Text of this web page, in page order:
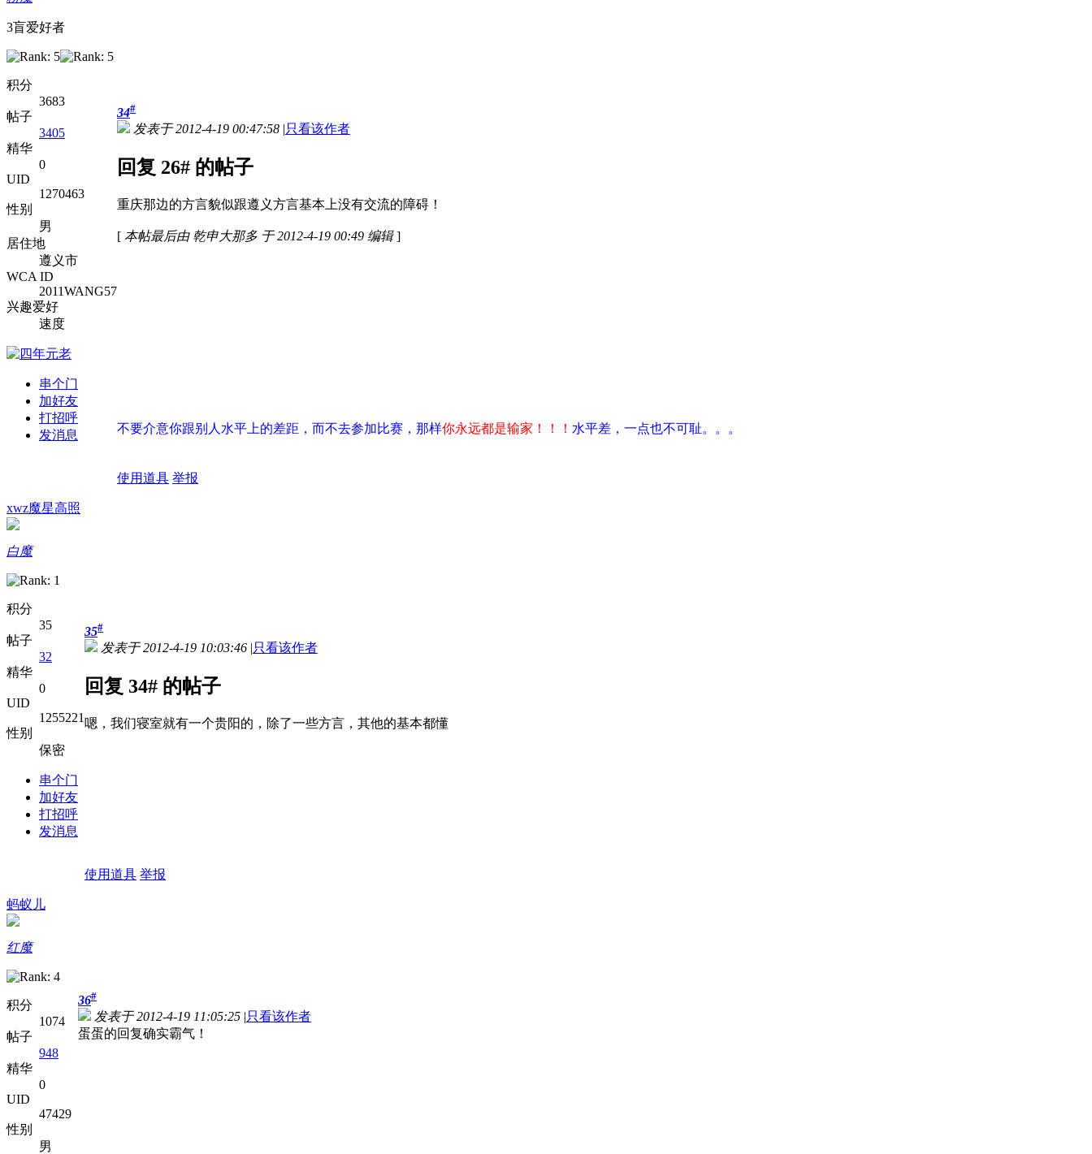
3盲爱好者
积分
3683
帖子
3405
精华
0
UID
1270463
性别
男
居住地
遵义市
WCA ID
2011WANG57
兴趣爱好
速度
串个门
加好友
打招呼
发消息
34#
发表于 2012-4-19 00:47:58 |只看该作者
回复 26# 的帖子
重庆那边的方言貌似跟遵义方言基本上没有交流的障碍！
[ 本帖最后由 乾申大那多 于 2012-4-19 00:49 编辑]
不要介意你跟别人水平上的差距，而不去参加比赛，那样你永远都是输家！！！ 水平差，一点也不可耻。。。
使用道具 举报
xwz魔星高照
白魔
积分
35
帖子
32
精华
0
UID
1255221
性别
保密
串个门
加好友
打招呼
发消息
35#
发表于 2012-4-19 10:03:46 |只看该作者
回复 34# 的帖子
嗯，我们寝室就有一个贵阳的，除了一些方言，其他的基本都懂
使用道具 举报
蚂蚁儿
红魔
积分
1074
帖子
948
精华
0
UID
47429
性别
男
36#
发表于 2012-4-19 11:05:25 |只看该作者
蛋蛋的回复确实霸气！